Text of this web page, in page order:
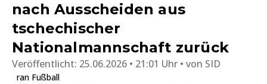
nach Ausscheiden aus
tschechischer
Nationalmannschaft zurück
Veröffentlicht: 25.06.2026 • 21:01 Uhr von SID
ran Fußball